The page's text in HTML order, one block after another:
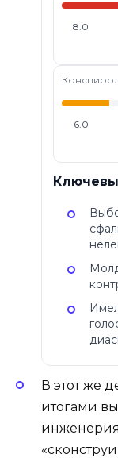
8.0
6.0
В этот же
итогами